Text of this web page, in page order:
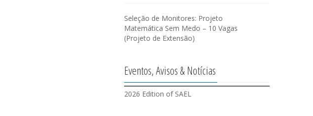
Seleção de Monitores: Projeto
Matemática Sem Medo – 10 Vagas
(Projeto de Extensão)
Eventos, Avisos & Notícias
2026 Edition of SAEL